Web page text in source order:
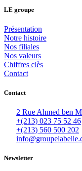
LE groupe
Présentation
Notre histoire
Nos filiales
Nos valeurs
Chiffres clès
Contact
Contact
2 Rue Ahmed ben
+(213) 023 75 52 46
+(213) 560 500 202
Newsletter